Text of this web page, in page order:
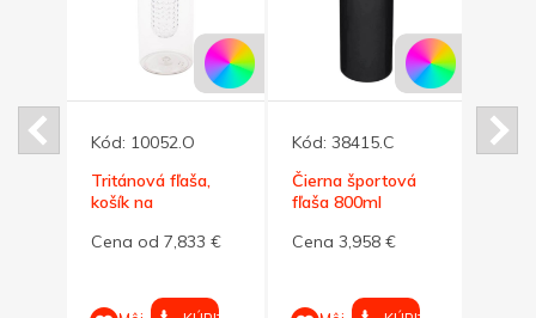
Kód: 10052.O
Tritánová fľaša,
košík na
viečko
Cena od 7,833 €
Kód: 38415.C
Čierna športová
fľaša 800ml
Cena 3,958 €
Kód: